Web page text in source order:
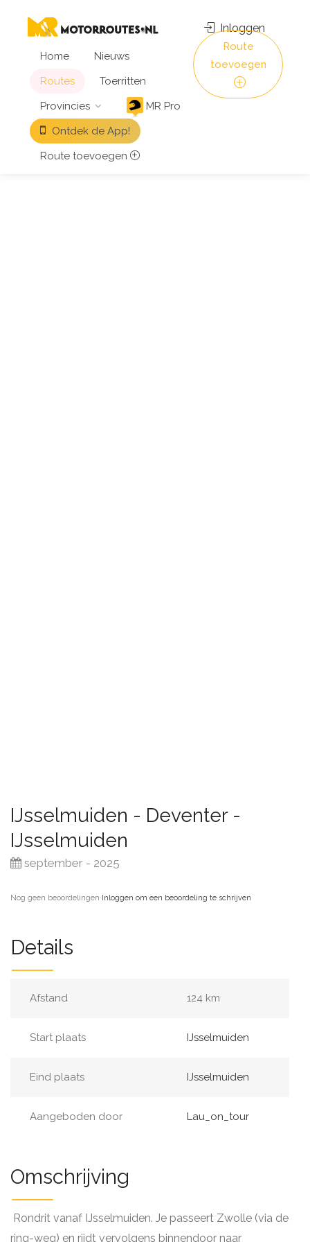
Home
Nieuws
Routes
Toerritten
Provincies
MR Pro
Ontdek de App!
Route toevoegen
Inloggen
Route
toevoegen
IJsselmuiden - Deventer -
IJsselmuiden
september - 2025
Nog geen beoordelingen·Inloggen om een beoordeling te schrijven
Details
Afstand 124 km
Start plaats IJsselmuiden
Eind plaats IJsselmuiden
Aangeboden door Lau_on_tour
Omschrijving
Rondrit vanaf IJsselmuiden. Je passeert Zwolle (via de
ring-weg) en rijdt vervolgens binnendoor naar